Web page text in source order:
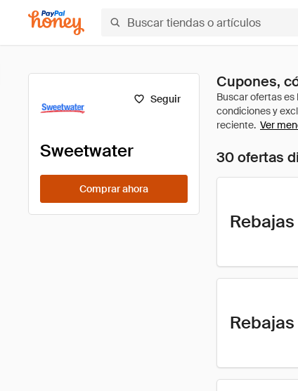
Seguir
Sweetwater
Comprar ahora
Cupones,
Ver
30 ofertas
Rebajas
Rebajas